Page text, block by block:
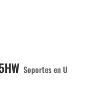
Soportes en U